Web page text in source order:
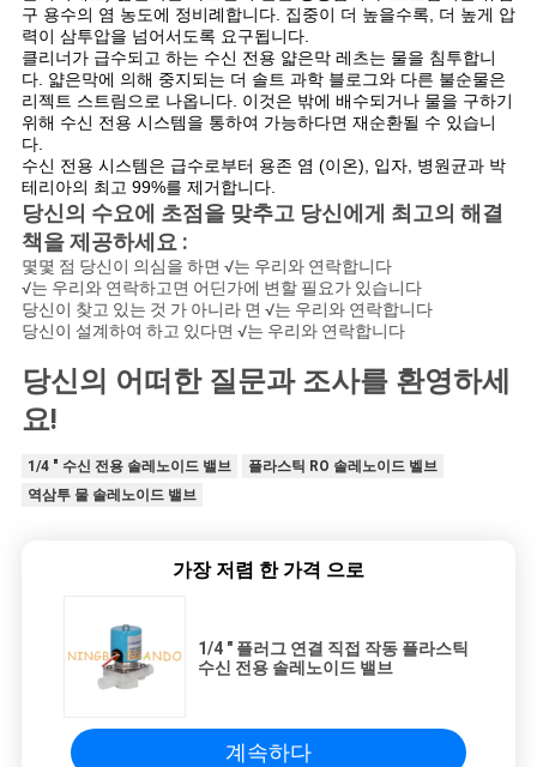
구 용수의 염 농도에 정비례합니다. 집중이 더 높을수록, 더 높게 압
력이 삼투압을 넘어서도록 요구됩니다.
클리너가 급수되고 하는 수신 전용 얇은막 레츠는 물을 침투합니
다. 얇은막에 의해 중지되는 더 솔트 과학 블로그와 다른 불순물은
리젝트 스트림으로 나옵니다. 이것은 밖에 배수되거나 물을 구하기
위해 수신 전용 시스템을 통하여 가능하다면 재순환될 수 있습니
다.
수신 전용 시스템은 급수로부터 용존 염 (이온), 입자, 병원균과 박
테리아의 최고 99%를 제거합니다.
당신의 수요에 초점을 맞추고 당신에게 최고의 해결
책을 제공하세요 :
몇몇 점 당신이 의심을 하면 √는 우리와 연락합니다
√는 우리와 연락하고면 어딘가에 변할 필요가 있습니다
당신이 찾고 있는 것 가 아니라 면 √는 우리와 연락합니다
당신이 설계하여 하고 있다면 √는 우리와 연락합니다
당신의 어떠한 질문과 조사를 환영하세
요!
1/4 " 수신 전용 솔레노이드 밸브
플라스틱 RO 솔레노이드 벨브
역삼투 물 솔레노이드 밸브
가장 저렴 한 가격 으로
1/4 " 플러그 연결 직접 작동 플라스틱
수신 전용 솔레노이드 밸브
계속하다